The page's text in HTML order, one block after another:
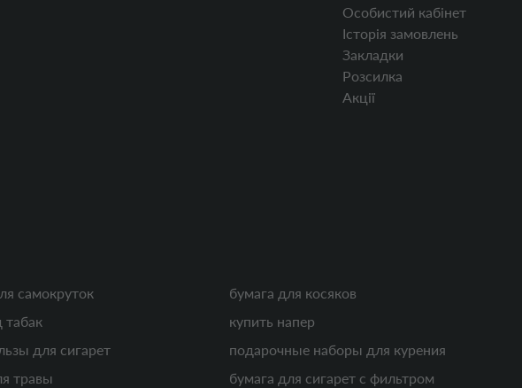
Особистий кабінет
Історія замовлень
Закладки
Розсилка
Акції
самокруток
табак
для сигарет
травы
бумага для косяков
купить напер
подарочные наборы для курения
бумага для сигарет с фильтром